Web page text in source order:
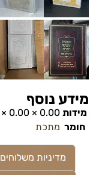
מידע נוסף
מידות 0.00 × 0.00 × 0.00 סנטימטרים
חומר מתכת
מדיניות משלוחים